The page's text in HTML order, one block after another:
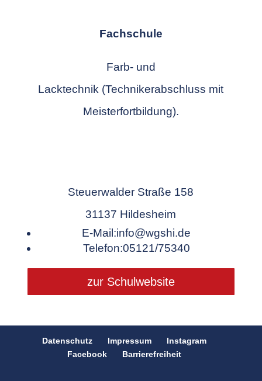
Fachschule
Farb- und
Lacktechnik (Technikerabschluss mit
Meisterfortbildung).
Steuerwalder Straße 158
31137 Hildesheim
E-Mail:info@wgshi.de
Telefon:05121/75340
zur Schulwebsite
Datenschutz Impressum
Instagram
Facebook
Barrierefreiheit